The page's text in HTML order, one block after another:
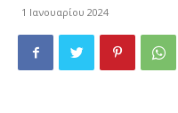
1 Ιανουαρίου 2024